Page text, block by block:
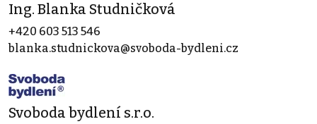
Ing. Blanka Studničková
+420 603 513 546
blanka.studnickova@svoboda-bydleni.cz
Svoboda bydlení s.r.o.